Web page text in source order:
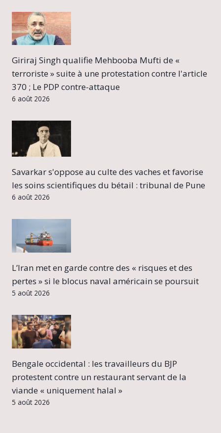
Giriraj Singh qualifie Mehbooba Mufti de «
terroriste » suite à une protestation contre l'article
370 ; Le PDP contre-attaque
6 août 2026
Savarkar s'oppose au culte des vaches et favorise
les soins scientifiques du bétail : tribunal de Pune
6 août 2026
L’Iran met en garde contre des « risques et des
pertes » si le blocus naval américain se poursuit
5 août 2026
Bengale occidental : les travailleurs du BJP
protestent contre un restaurant servant de la
viande « uniquement halal »
5 août 2026